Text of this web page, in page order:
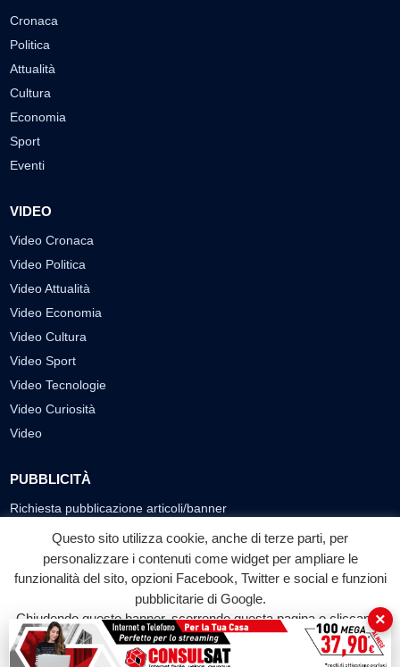
Cronaca
Politica
Attualità
Cultura
Economia
Sport
Eventi
VIDEO
Video Cronaca
Video Politica
Video Attualità
Video Economia
Video Cultura
Video Sport
Video Tecnologie
Video Curiosità
Video
PUBBLICITÀ
Richiesta pubblicazione articoli/banner
SEGUICI SUI SOCIAL
f
Facebook
◎ ▶
YouTube
© 2026 LABTV - Tutti i diritti riservati
Questo sito utilizza cookie, anche di terze parti, per
personalizzare i contenuti come widget per ampliare le
funzionalità del sito, opzioni Facebook, Twitter e social e funzioni
pubblicitarie di Google.
Chiudendo questo banner, scorrendo questa pagina o cliccando
su qualunque suo elemento acconsenti all'uso dei cookie.
×